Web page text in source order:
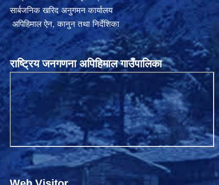
सार्बजनिक खरिद अनुगमन कार्यालय
अपिहिमाल ऐन, कानुन तथा निर्देशिका
राष्ट्रिय जनगणना अपिहिमाल गाउँपालिका